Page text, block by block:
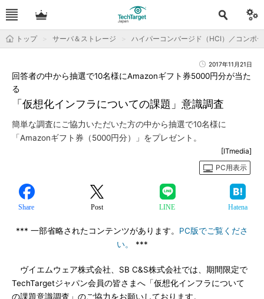
トップ サーバ＆ストレージ ハイパーコンバージド（HCI）／コンポ
2017年11月21日
「仮想化インフラについての課題」意識調査
回答者の中から抽選で10名様にAmazonギフト券5000円分が当た
る
簡単な調査にご協力いただいた方の中から抽選で10名様に
「Amazonギフト券（5000円分）」をプレゼント。
[ITmedia]
PC用表示
Share Post LINE Hatena
*** 一部省略されたコンテンツがあります。 PC版でご覧くださ
い。
***
ヴイエムウェア株式会社、SB C&S株式会社では、期間限定で
TechTargetジャパン会員の皆さまへ「仮想化インフラについて
の課題意識調査」のご協力をお願いしております。